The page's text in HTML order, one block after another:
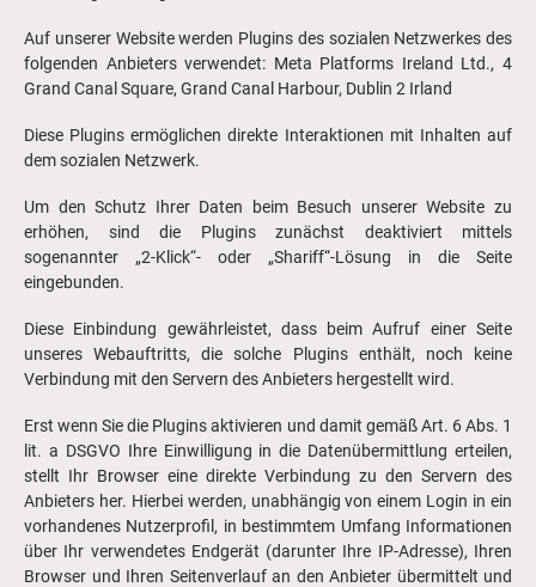
Auf unserer Website werden Plugins des sozialen Netzwerkes des
folgenden Anbieters verwendet: Meta Platforms Ireland Ltd., 4
Grand Canal Square, Grand Canal Harbour, Dublin 2 Irland
Diese Plugins ermöglichen direkte Interaktionen mit Inhalten auf
dem sozialen Netzwerk.
Um den Schutz Ihrer Daten beim Besuch unserer Website zu
erhöhen, sind die Plugins zunächst deaktiviert mittels
sogenannter „2-Klick“- oder „Shariff“-Lösung in die Seite
eingebunden.
Diese Einbindung gewährleistet, dass beim Aufruf einer Seite
unseres Webauftritts, die solche Plugins enthält, noch keine
Verbindung mit den Servern des Anbieters hergestellt wird.
Erst wenn Sie die Plugins aktivieren und damit gemäß Art. 6 Abs. 1
lit. a DSGVO Ihre Einwilligung in die Datenübermittlung erteilen,
stellt Ihr Browser eine direkte Verbindung zu den Servern des
Anbieters her. Hierbei werden, unabhängig von einem Login in ein
vorhandenes Nutzerprofil, in bestimmtem Umfang Informationen
über Ihr verwendetes Endgerät (darunter Ihre IP-Adresse), Ihren
Browser und Ihren Seitenverlauf an den Anbieter übermittelt und